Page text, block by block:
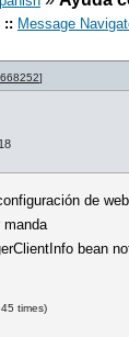
:: Message
]
de
manda
bean
times)